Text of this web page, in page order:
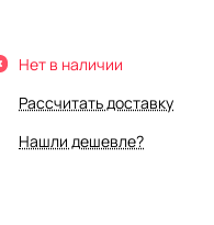
Нет в наличии
Рассчитать доставку
Нашли дешевле?